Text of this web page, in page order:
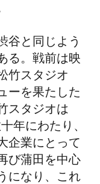
谷と同じよう
る。戦前は映
竹スタジオ
ーを果たした
スタジオは
年にわたり、
企業にとって
び蒲田を中心
になり、これ